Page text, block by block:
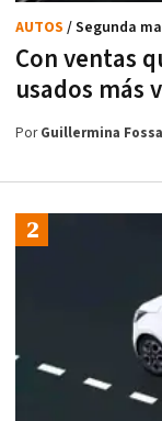
Con ventas
usados más
AUTOS / Segunda
PorGuillermina